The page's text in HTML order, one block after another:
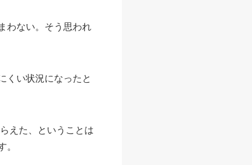
わない。そう思われ
くい状況になったと
えた、ということは